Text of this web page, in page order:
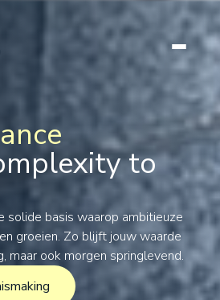
to
solide basis waarop ambitieuze
groeien. Zo blijft jouw waarde
maar ook morgen springlevend.